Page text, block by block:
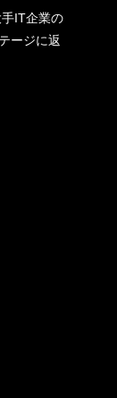
IT企業の
ージに返